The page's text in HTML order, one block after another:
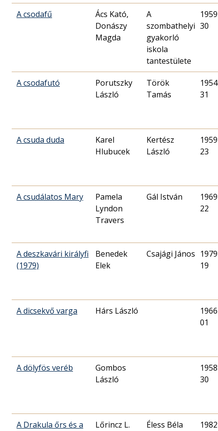
A csodafű
Ács Kató,
Donászy
Magda
A
szombathelyi
gyakorló
iskola
tantestülete
30
A csodafutó
Porutszky
László
Török
Tamás
31
A csuda duda
Karel
Hlubucek
Kertész
László
23
A csudálatos Mary
Pamela
Lyndon
Travers
Gál István
22
A deszkavári királyfi
(1979)
Benedek
Elek
Csajági János
19
A dicsekvő varga Hárs László
01
A dölyfös veréb
Gombos
László
30
A Drakula őrs és a Lőrincz L. Éless Béla